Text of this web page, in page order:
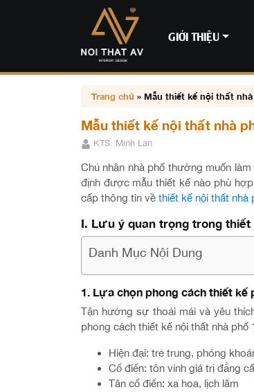
GIỚI THIỆU
Trang chủ » Mẫu thiết kế nội thất
Mẫu thiết kế nội thất nhà
KTS. Minh Lan
Chủ nhân nhà phố thường muốn
định được mẫu thiết kế nào phù
cấp thông tin về thiết kế nội thất nhà
I. Lưu ý quan trọng trong thiết
Danh Mục Nội Dung
1. Lựa chọn phong cách thiết kế
Tận hưởng sự thoải mái và yêu
phong cách thiết kế nội thất nhà phố
Hiện đại: trẻ trung, phóng
Cổ điển: tôn vinh giá trị đẳng
Tân cổ điển: xa hoa, lịch lãm